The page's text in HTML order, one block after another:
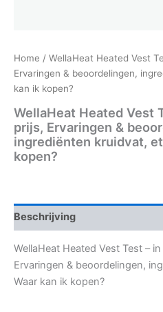
Home / WellaHeat Heated Vest
Ervaringen & beoordelingen,
kan ik kopen?
WellaHeat Heated Vest
prijs, Ervaringen &
ingrediënten kruidvat,
kopen?
Beschrijving
WellaHeat Heated Vest Test –
Ervaringen & beoordelingen,
Waar kan ik kopen?